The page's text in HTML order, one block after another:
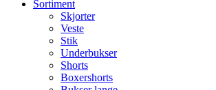
Sortiment
Skjorter
Veste
Stik
Underbukser
Shorts
Boxershorts